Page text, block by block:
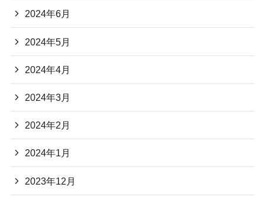
2024年6月
2024年5月
2024年4月
2024年3月
2024年2月
2024年1月
2023年12月